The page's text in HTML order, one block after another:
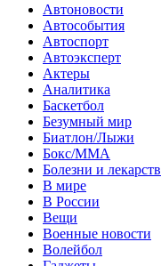
Автоновости
Автособытия
Автоспорт
Автоэксперт
Актеры
Аналитика
Баскетбол
Безумный мир
Биатлон/Лыжи
Бокс/MMA
Болезни и
В мире
В России
Вещи
Военные новости
Волейбол